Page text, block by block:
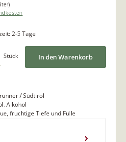
2-5 Tage
Stück In den Warenkorb
/ Südtirol
Alkohol
fruchtige Tiefe und Fülle